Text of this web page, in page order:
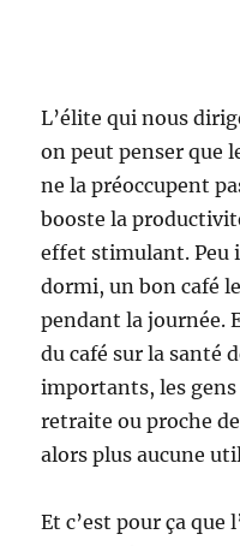
L’élite qui nous
on peut penser que
ne la préoccupent
booste la
effet stimulant. Peu
dormi, un bon café
pendant la journée.
du café sur la santé
importants, les
retraite ou proche
alors plus aucune
Et c’est pour ça